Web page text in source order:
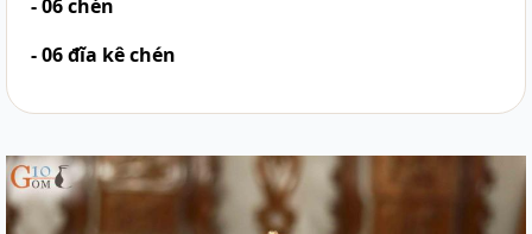
- 06 chén
- 06 đĩa kê chén